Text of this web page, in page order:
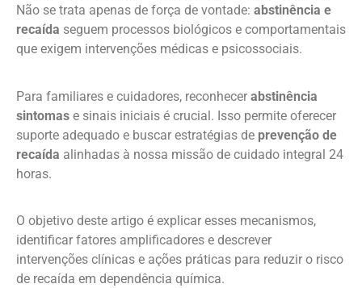
Não se trata apenas de força de vontade: abstinência e
recaída seguem processos biológicos e comportamentais
que exigem intervenções médicas e psicossociais.
Para familiares e cuidadores, reconhecer abstinência
sintomas e sinais iniciais é crucial. Isso permite oferecer
suporte adequado e buscar estratégias de prevenção de
recaída alinhadas à nossa missão de cuidado integral 24
horas.
O objetivo deste artigo é explicar esses mecanismos,
identificar fatores amplificadores e descrever
intervenções clínicas e ações práticas para reduzir o risco
de recaída em dependência química.